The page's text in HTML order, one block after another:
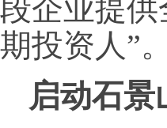
段企业提
期投资人”。
启动石景